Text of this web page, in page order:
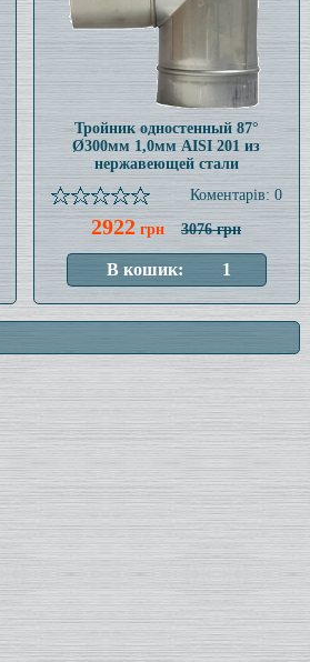
Тройник одностенный 87°
Ø300мм 1,0мм AISI 201 из
нержавеющей стали
Коментарів: 0
2922 грн 3076 грн